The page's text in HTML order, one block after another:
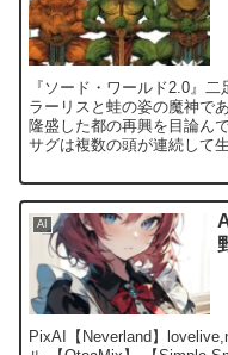
『ソード・ワールド2.0』
ラーリスと蛙の姿の魔神で
隆盛した都の再興を目論ん
サグは複数の頭が連続して
AI
PixAI【Neverland】